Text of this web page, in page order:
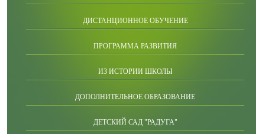
ДИСТАНЦИОННОЕ ОБУЧЕНИЕ
ПРОГРАММА РАЗВИТИЯ
ИЗ ИСТОРИИ ШКОЛЫ
ДОПОЛНИТЕЛЬНОЕ ОБРАЗОВАНИЕ
ДЕТСКИЙ САД "РАДУГА"